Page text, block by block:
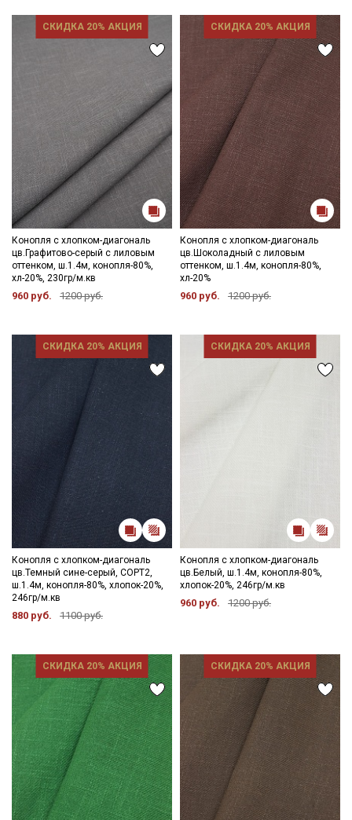
СКИДКА 20% АКЦИЯ
Конопля с хлопком-диагональ
цв.Графитово-серый с лиловым
оттенком, ш.1.4м, конопля-80%,
хл-20%, 230гр/м.кв
960 руб. 1200 руб.
СКИДКА 20% АКЦИЯ
Конопля с хлопком-диагональ
цв.Шоколадный с лиловым
оттенком, ш.1.4м, конопля-80%,
хл-20%
960 руб. 1200 руб.
СКИДКА 20% АКЦИЯ
Конопля с хлопком-диагональ
цв.Темный сине-серый, СОРТ2,
ш.1.4м, конопля-80%, хлопок-20%,
246гр/м.кв
880 руб. 1100 руб.
СКИДКА 20% АКЦИЯ
Конопля с хлопком-диагональ
цв.Белый, ш.1.4м, конопля-80%,
хлопок-20%, 246гр/м.кв
960 руб. 1200 руб.
СКИДКА 20% АКЦИЯ СКИДКА 20% АКЦИЯ